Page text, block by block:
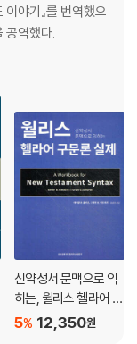
이야기』를 번역했으
공역했다.
신약성서 문맥으로 익
히는, 월리스 헬라어 구
문론 실제12,350원
5%